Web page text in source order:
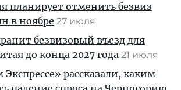
планирует отменить безвиз
в ноябре 27 июля
безвизовый въезд для
до конца 2027 года 21 июля
Экспрессе» рассказали, каким